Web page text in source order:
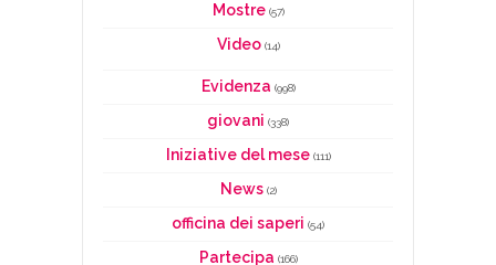
Mostre(57)
Video(14)
Evidenza (998)
giovani (338)
Iniziative del mese(111)
News(2)
officina dei saperi (54)
Partecipa (166)